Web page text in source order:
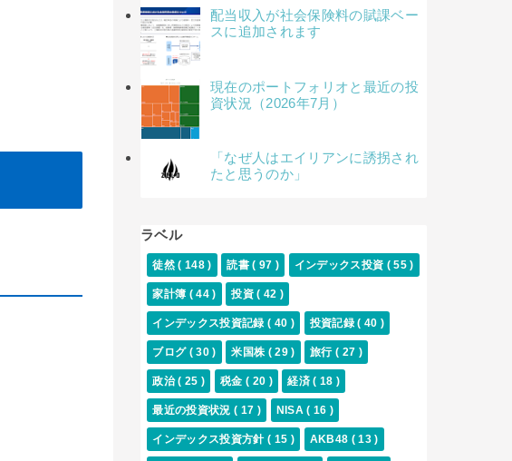
配当収入が社会保険料の賦課ベー
スに追加されます
現在のポートフォリオと最近の投
資状況（2026年7月）
「なぜ人はエイリアンに誘拐され
たと思うのか」
ラベル
徒然( 148 ) 読書( 97 ) インデックス投資 ( 55 )
家計簿 ( 44 ) 投資( 42 )
インデックス投資記録( 40 ) 投資記録( 40 )
ブログ ( 30 ) 米国株 ( 29 ) 旅行 ( 27 )
政治( 25 ) 税金 ( 20 ) 経済( 18 )
最近の投資状況( 17 ) NISA( 16 )
インデックス投資方針( 15 ) AKB48 ( 13 )